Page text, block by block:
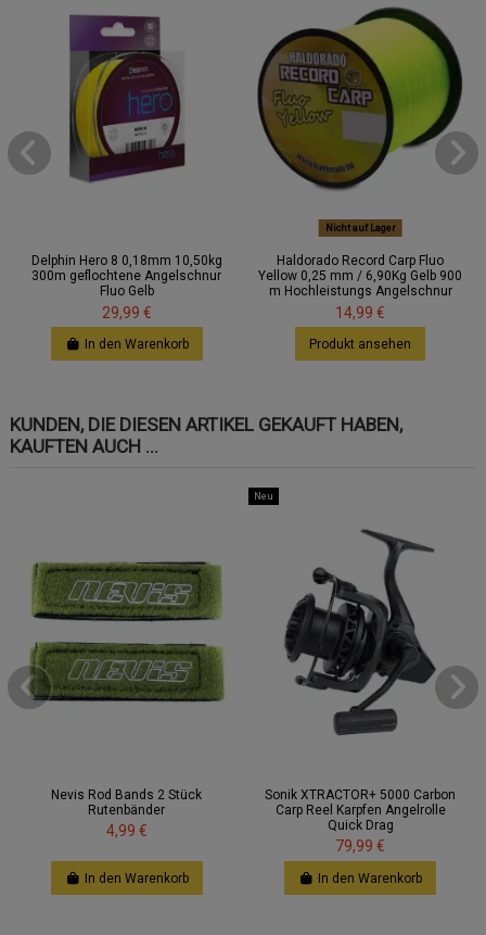
Delphin Hero 8 0,18mm 10,50kg
300m geflochtene Angelschnur
Fluo Gelb
29,99 €
In den Warenkorb
Nicht auf Lager
Haldorado Record Carp Fluo
Yellow 0,25 mm / 6,90Kg Gelb 900
m Hochleistungs Angelschnur
14,99 €
Produkt ansehen
KUNDEN, DIE DIESEN ARTIKEL GEKAUFT HABEN,
KAUFTEN AUCH ...
Nevis Rod Bands 2 Stück
Rutenbänder
4,99 €
In den Warenkorb
Neu
Sonik XTRACTOR+ 5000 Carbon
Carp Reel Karpfen Angelrolle
Quick Drag
79,99 €
In den Warenkorb